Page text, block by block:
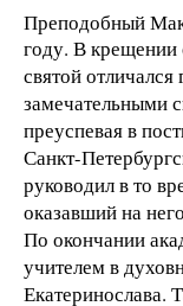
Преподобный
году. В
святой
замечательными
преуспевая в
Санкт-
руководил в то
оказавший на
По окончании
учителем в
Екатеринослава.